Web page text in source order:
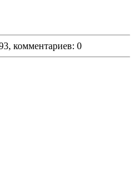
комментариев: 0